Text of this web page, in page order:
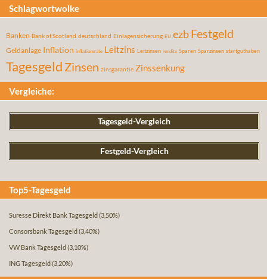
Schlagwortwolke
Banken Bank of Scotland deutschland Einlagensicherung EU ezbFestgeld
Geldanlage Inflation inflationsrate Leitzins Leitzinsen rendite Sparen Sparzinsen startguthaben
Tagesgeld Zinsen zinsgarantie Zinssenkung
Vergleiche:
Tagesgeld-Vergleich
Festgeld-Vergleich
Top5-Tagesgeld
Suresse Direkt Bank Tagesgeld (3,50%)
Consorsbank Tagesgeld (3,40%)
VW Bank Tagesgeld (3,10%)
ING Tagesgeld (3,20%)